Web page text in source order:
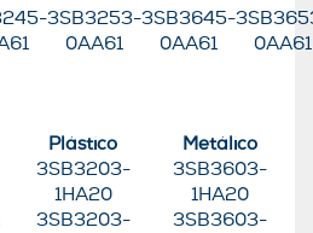
3SB3253-
0AA61
3SB3645-
0AA61
0AA61
Plástico
Metálico
3SB3203-
1HA20
3SB3603-
1HA20
3SB3203-
3SB3603-